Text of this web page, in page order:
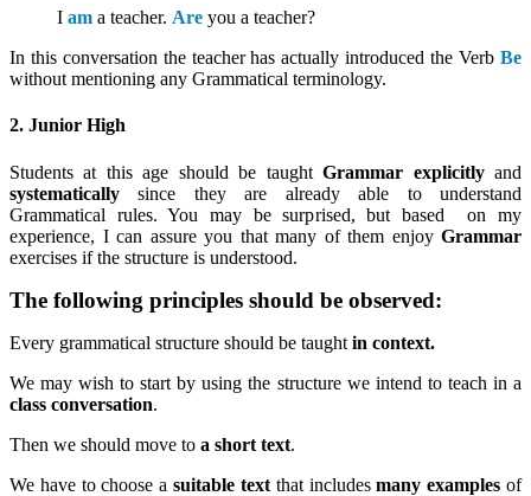
I am a teacher. Are you a teacher?
In this conversation the teacher has actually introduced the Verb Be
without mentioning any Grammatical terminology.
2. Junior High
Students at this age should be taughtGrammar explicitlyand
systematically since they are already able to understand
Grammatical rules. You may be surprised, but based on my
experience, I can assure you that many of them enjoy Grammar
exercises if the structure is understood.
The following principles should be observed:
Every grammatical structure should be taught in context.
We may wish to start by using the structure we intend to teach in a
class conversation.
Then we should move to a short text.
We have to choose asuitable textthat includesmany examples of